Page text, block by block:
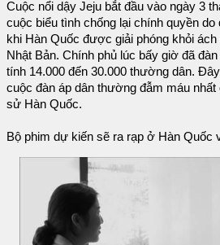
Cuộc nổi dậy Jeju bắt đầu vào ngày 3
cuộc biểu tình chống lại chính quyền do
khi Hàn Quốc được giải phóng khỏi
Nhật Bản. Chính phủ lúc bấy giờ đã
tính 14.000 đến 30.000 thường dân.
cuộc đàn áp dân thường đẫm máu
sử Hàn Quốc.
Bộ phim dự kiến sẽ ra rạp ở Hàn Quốc